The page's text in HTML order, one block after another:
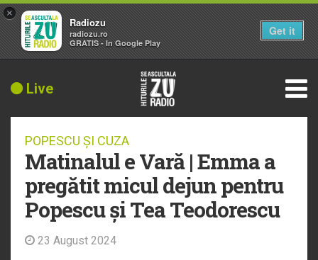
Live
POPESCU ȘI CUZA
Matinalul e Vară | Emma a
pregătit micul dejun pentru
Popescu și Tea Teodorescu
23 August 2024
×
Radiozu
radiozu.ro
GRATIS - In Google Play
Get it